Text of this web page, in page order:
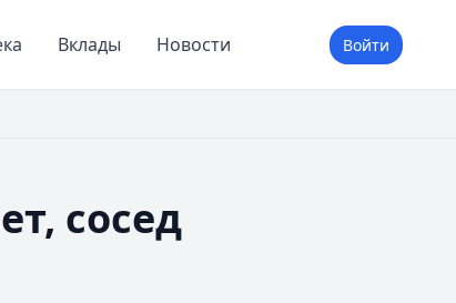
Вклады Новости Войти
сосед